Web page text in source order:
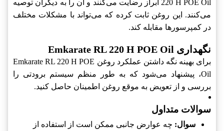
220 H POE Oil ابراز رضایت می‌کنند و آن را به دیگران توصیه
می‌کنند. این روغن ثابت کرده که می‌تواند با مشکلات مختلف
در کمپرسور‌ها مقابله کند.
نگهداری Emkarate RL 220 H POE Oil
برای بهینه نگه داشتن عملکرد روغن Emkarate RL 220 H POE
Oil، پیشنهاد می‌شود که به طور منظم سیستم برودتی را
بررسی و از تعویض به موقع روغن اطمینان حاصل کنید.
سوالات متداول
سوال: چه عوارض جانبی ممکن است از استفاده از